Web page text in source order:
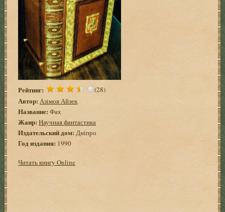
Рейтинг: (28)
Автор: Азімов Айзек
Название: Фах
Жанр: Научная фантастика
Издательский дом: Дніпро
Год издания: 1990
Читать книгу Online